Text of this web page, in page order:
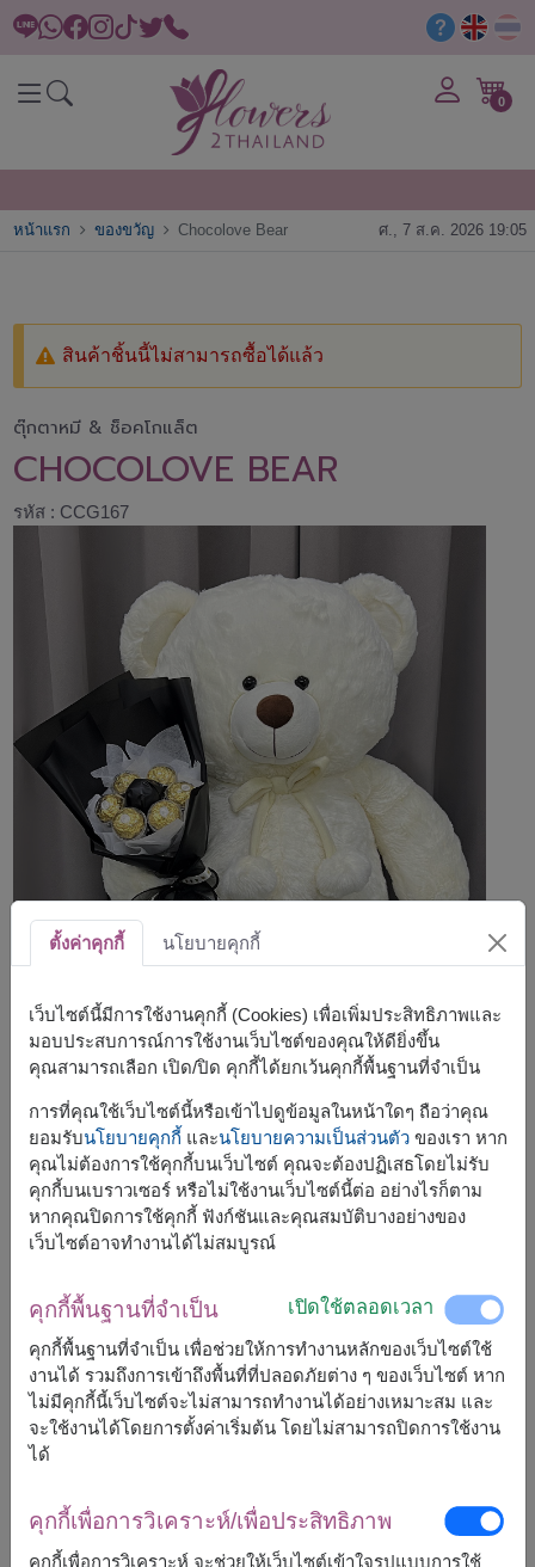
0
หน้าแรก ของขวัญ Chocolove Bear ศ., 7 ส.ค. 2026 19:05
สินค้าชิ้นนี้ไม่สามารถซื้อได้แล้ว
ตุ๊กตาหมี & ช็อคโกแล็ต
CHOCOLOVE BEAR
รหัส : CCG167
ขนาดโดยประมาณ:
สูง : 65 ซม.
เติมเต็มทุกช่วงเวลาด้วยความหวานละมุนของตุ๊กตาหมีแสนน่า
ส่งต่อความรักและสร้างความทรงจำอันงดงามในทุกโอกาส
พิเศษ
ตั้งค่าคุกกี้ นโยบายคุกกี้
เว็บไซต์นี้มีการใช้งานคุกกี้ (Cookies) เพื่อเพิ่มประสิทธิภาพและ
มอบประสบการณ์การใช้งานเว็บไซต์ของคุณให้ดียิ่งขึ้น
คุณสามารถเลือก เปิด/ปิด คุกกี้ได้ยกเว้นคุกกี้พื้นฐานที่จำเป็น
การที่คุณใช้เว็บไซต์นี้หรือเข้าไปดูข้อมูลในหน้าใดๆ ถือว่าคุณ
ยอมรับนโยบายคุกกี้ และนโยบายความเป็นส่วนตัวของเรา หาก
คุณไม่ต้องการใช้คุกกี้บนเว็บไซต์ คุณจะต้องปฏิเสธโดยไม่รับ
คุกกี้บนเบราวเซอร์ หรือไม่ใช้งานเว็บไซต์นี้ต่อ อย่างไรก็ตาม
หากคุณปิดการใช้คุกกี้ ฟังก์ชันและคุณสมบัติบางอย่างของ
เว็บไซต์อาจทำงานได้ไม่สมบูรณ์
คุกกี้พื้นฐานที่จำเป็น เปิดใช้ตลอดเวลา
คุกกี้พื้นฐานที่จำเป็น เพื่อช่วยให้การทำงานหลักของเว็บไซต์ใช้
งานได้ รวมถึงการเข้าถึงพื้นที่ที่ปลอดภัยต่าง ๆ ของเว็บไซต์ หาก
ไม่มีคุกกี้นี้เว็บไซต์จะไม่สามารถทำงานได้อย่างเหมาะสม และ
จะใช้งานได้โดยการตั้งค่าเริ่มต้น โดยไม่สามารถปิดการใช้งาน
ได้
คุกกี้เพื่อการวิเคราะห์/เพื่อประสิทธิภาพ
คุกกี้เพื่อการวิเคราะห์ จะช่วยให้เว็บไซต์เข้าใจรูปแบบการใช้